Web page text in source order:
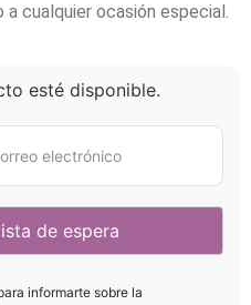
cualquier ocasión especial.
esté disponible.
informarte sobre la